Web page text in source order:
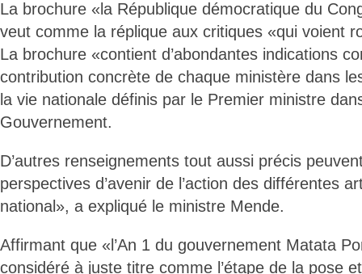
La brochure «la République démocratique du
veut comme la réplique aux critiques «qui voient
La brochure «contient d’abondantes indications
contribution concrète de chaque ministère dans
la vie nationale définis par le Premier ministre
Gouvernement.
D’autres renseignements tout aussi précis
perspectives d’avenir de l’action des différentes
national», a expliqué le ministre Mende.
Affirmant que «l’An 1 du gouvernement Matata
considéré à juste titre comme l’étape de la pose